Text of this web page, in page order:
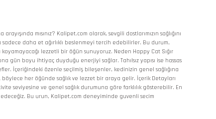
mısınız? Kalipet.com olarak, sevgili dostlarımızın sağlığını
sadece daha et ağırlıklı beslenmeyi tercih edebilirler. Bu durum,
lezzetli bir öğün sunuyoruz. Neden Happy Cat Sığır
gün boyu ihtiyaç duyduğu enerjiyi sağlar. Tahılsız yapısı ise hassas
İçeriğindeki özenle seçilmiş bileşenler, kedinizin genel sağlığına
her öğünde sağlık ve lezzet bir araya gelir. İçerik Detayları
seviyesine ve genel sağlık durumuna göre farklılık gösterebilir. En
Bu urun, Kalipet.com deneyiminde guvenli secim